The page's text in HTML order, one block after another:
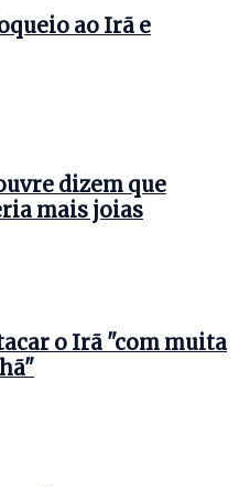
ao Irã e
dizem que
mais joias
o Irã "com muita